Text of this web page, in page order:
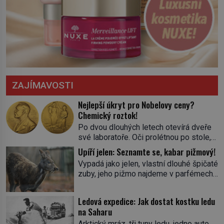
ZAJÍMAVOSTI
Nejlepší úkryt pro Nobelovy ceny?
Chemický roztok!
Po dvou dlouhých letech otevírá dveře
své laboratoře. Oči prolétnou po stole,
aby pak ulpěly na regálu, kde se nachází
všemožné látky. Hledá žluto-oranžovou
tekutinu, jakmile ji zahlédne, nesmírně
se mu uleví. Teď může svůj plán
skrývá směs s názvem lučavka
královská. Svůj přídomek nemá pro nic
za nic, […]
Upíří jelen: Seznamte se, kabar pižmový!
Vypadá jako jelen, vlastní dlouhé špičaté
zuby, jeho pižmo najdeme v parfémech
jediného zástupce zvířecí říše – kabara
pižmového. V Evropě ho jako první
Ledová expedice: Jak dostat kostku ledu
na Saharu